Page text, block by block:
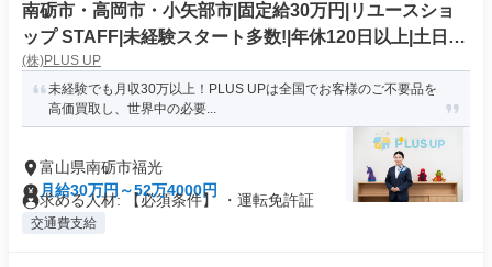
南砺市・高岡市・小矢部市|固定給30万円|リユースショ
ップ STAFF|未経験スタート多数!|年休120日以上|土日お
休み
(株)PLUS UP
未経験でも月収30万以上！PLUS UPは全国でお客様のご不要品を
高価買取し、世界中の必要...
富山県南砺市福光
月給30万円～52万4000円
求める人材: 【必須条件】 ・運転免許証
交通費支給